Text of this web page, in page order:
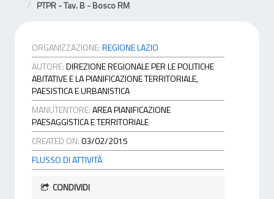
PTPR - Tav. B - Bosco RM
ORGANIZZAZIONE:REGIONE LAZIO
AUTORE:DIREZIONE REGIONALE PER LE POLITICHE
ABITATIVE E LA PIANIFICAZIONE TERRITORIALE,
PAESISTICA E URBANISTICA
MANUTENTORE:AREA PIANIFICAZIONE
PAESAGGISTICA E TERRITORIALE
CREATED ON:03/02/2015
FLUSSO DI ATTIVITÀ
CONDIVIDI